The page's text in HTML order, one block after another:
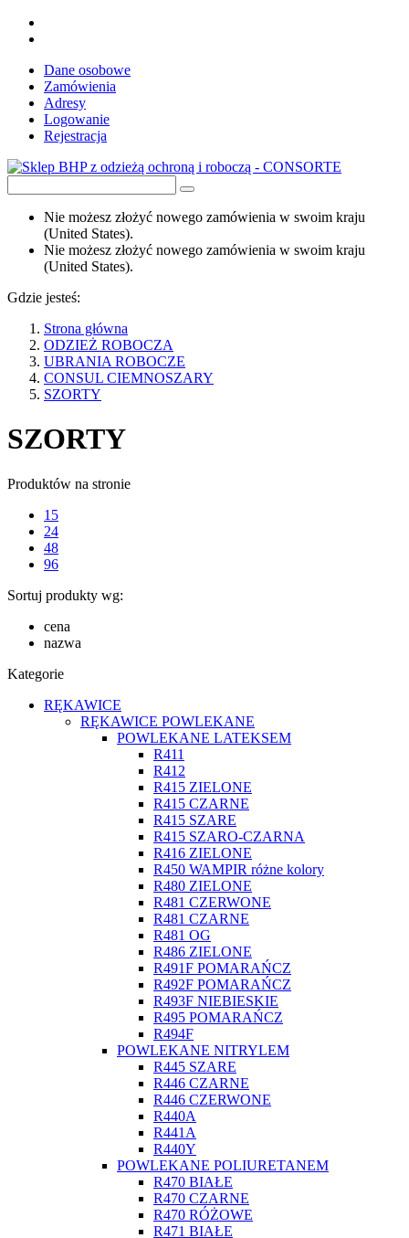
Dane osobowe
Zamówienia
Adresy
Logowanie
Rejestracja
Nie możesz złożyć nowego zamówienia w swoim kraju
(United States).
Nie możesz złożyć nowego zamówienia w swoim kraju
(United States).
Gdzie jesteś:
Strona główna
ODZIEŻ ROBOCZA
UBRANIA ROBOCZE
CONSUL CIEMNOSZARY
SZORTY
SZORTY
Produktów na stronie
15
24
48
96
Sortuj produkty wg:
cena
nazwa
Kategorie
RĘKAWICE
RĘKAWICE POWLEKANE
POWLEKANE LATEKSEM
R411
R412
R415 ZIELONE
R415 CZARNE
R415 SZARE
R415 SZARO-CZARNA
R416 ZIELONE
R450 WAMPIR różne kolory
R480 ZIELONE
R481 CZERWONE
R481 CZARNE
R481 OG
R486 ZIELONE
R491F POMARAŃCZ
R492F POMARAŃCZ
R493F NIEBIESKIE
R495 POMARAŃCZ
R494F
POWLEKANE NITRYLEM
R445 SZARE
R446 CZARNE
R446 CZERWONE
R440A
R441A
R440Y
POWLEKANE POLIURETANEM
R470 BIAŁE
R470 CZARNE
R470 RÓŻOWE
R471 BIAŁE